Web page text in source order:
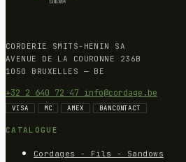
CORDERIE SMITS-HENIN SA
AVENUE DE LA COURONNE 236B
1050 BRUXELLES — BE
+32 2 640 72 47 info@cordage.be
VISA MC AMEX BANCONTACT
CATALOGUE
Cordages - Fils - Sandows